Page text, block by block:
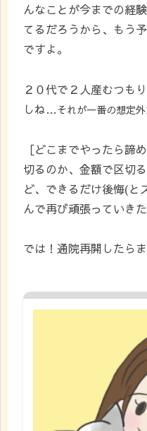
んなことが今までの経
てるだろうから、もう
ですよ。
２０代で２人産むつも
しね…それが一番の想定
［どこまでやったら諦
切るのか、金額で区切
ど、できるだけ後悔(と
んで再び頑張っていき
では！通院再開したらま